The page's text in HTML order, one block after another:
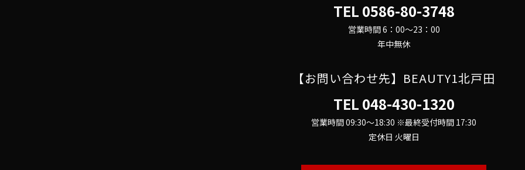
TEL 0586-80-3748
営業時間 6：00～23：00
年中無休
【お問い合わせ先】BEAUTY1北戸田
TEL 048-430-1320
営業時間 09:30～18:30 ※最終受付時間 17:30
定休日 火曜日